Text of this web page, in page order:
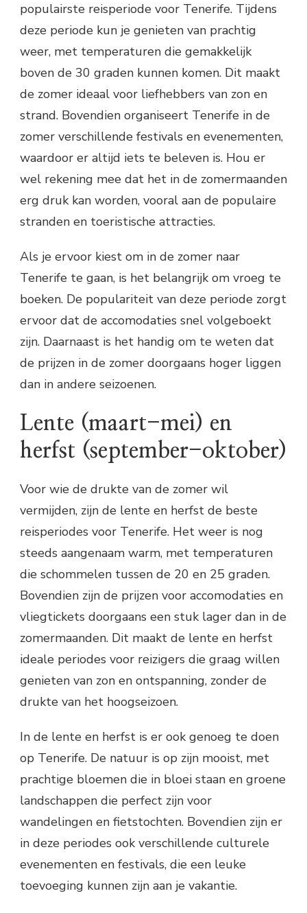
populairste reisperiode voor Tenerife. Tijdens
deze periode kun je genieten van prachtig
weer, met temperaturen die gemakkelijk
boven de 30 graden kunnen komen. Dit maakt
de zomer ideaal voor liefhebbers van zon en
strand. Bovendien organiseert Tenerife in de
zomer verschillende festivals en evenementen,
waardoor er altijd iets te beleven is. Hou er
wel rekening mee dat het in de zomermaanden
erg druk kan worden, vooral aan de populaire
stranden en toeristische attracties.
Als je ervoor kiest om in de zomer naar
Tenerife te gaan, is het belangrijk om vroeg te
boeken. De populariteit van deze periode zorgt
ervoor dat de accomodaties snel volgeboekt
zijn. Daarnaast is het handig om te weten dat
de prijzen in de zomer doorgaans hoger liggen
dan in andere seizoenen.
Lente (maart-mei) en
herfst (september-oktober)
Voor wie de drukte van de zomer wil
vermijden, zijn de lente en herfst de beste
reisperiodes voor Tenerife. Het weer is nog
steeds aangenaam warm, met temperaturen
die schommelen tussen de 20 en 25 graden.
Bovendien zijn de prijzen voor accomodaties en
vliegtickets doorgaans een stuk lager dan in de
zomermaanden. Dit maakt de lente en herfst
ideale periodes voor reizigers die graag willen
genieten van zon en ontspanning, zonder de
drukte van het hoogseizoen.
In de lente en herfst is er ook genoeg te doen
op Tenerife. De natuur is op zijn mooist, met
prachtige bloemen die in bloei staan en groene
landschappen die perfect zijn voor
wandelingen en fietstochten. Bovendien zijn er
in deze periodes ook verschillende culturele
evenementen en festivals, die een leuke
toevoeging kunnen zijn aan je vakantie.